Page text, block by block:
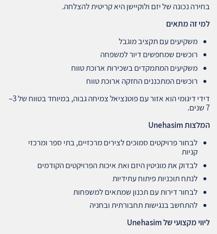
בחירה נכונה של יזם ולוקיישן היא קריטית להצלחה.
למי זה מתאים
משקיעים עם תקציב מוגבל
רוכשים שמחפשים דיור למשפחה
משקיעים המתמקדים בשכירות ארוכת טווח
רוכשים המתכננים החזקה ארוכת טווח
דידי דיגומי הוא אזור עם פוטנציאל צמיחה גבוה, במיוחד בטווח של 3–
7 שנים.
המלצות
לבחור פרויקטים סמוכים לצירים מרכזיים, בתי ספר ומרכזי
קניות
לבדוק את מוניטין היזם ואת איכות הפרויקטים הקודמים
לנתח תוכניות פיתוח עתידיות
לבחור דירות עם תכנון שמתאים למשפחות
להתחשב בנגישות תחבורתית ובחניה
ליווי מקצועי של